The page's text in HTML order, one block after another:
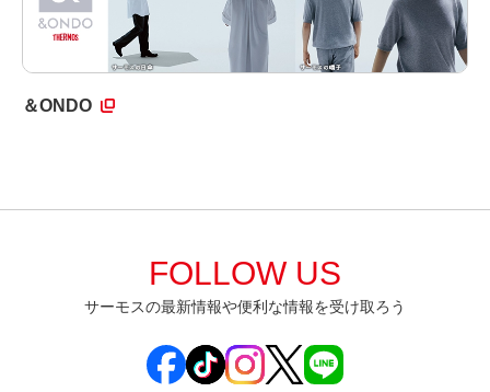
＆ONDO
FOLLOW US
サーモスの最新情報や便利な情報を受け取ろう